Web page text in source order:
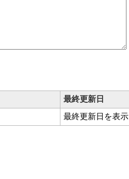
最終更新日
最終更新日を表示